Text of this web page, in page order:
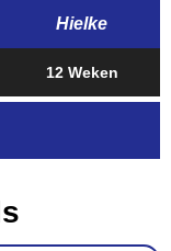
Hielke
12 Weken